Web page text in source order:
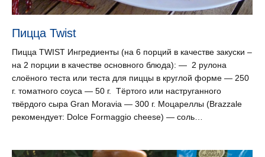
Пицца Twist
Пицца TWIST Ингредиенты (на 6 порций в качестве закуски –
на 2 порции в качестве основного блюда): — 2 рулона
слоёного теста или теста для пиццы в круглой форме — 250
г. томатного соуса — 50 г. Тёртого или наструганного
твёрдого сыра Gran Moravia — 300 г. Моцареллы (Brazzale
рекомендует: Dolce Formaggio cheese) — соль…